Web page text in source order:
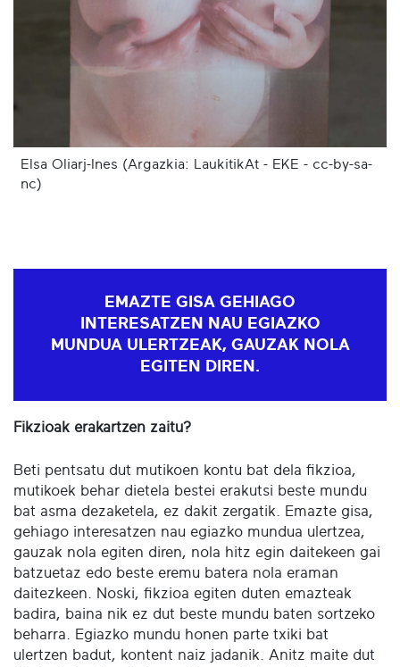
Elsa Oliarj-Ines (Argazkia: LaukitikAt - EKE - cc-by-sa-
nc)
EMAZTE GISA GEHIAGO
INTERESATZEN NAU EGIAZKO
MUNDUA ULERTZEAK, GAUZAK NOLA
EGITEN DIREN.
Fikzioak erakartzen zaitu?
Beti pentsatu dut mutikoen kontu bat dela fikzioa,
mutikoek behar dietela bestei erakutsi beste mundu
bat asma dezaketela, ez dakit zergatik. Emazte gisa,
gehiago interesatzen nau egiazko mundua ulertzea,
gauzak nola egiten diren, nola hitz egin daitekeen gai
batzuetaz edo beste eremu batera nola eraman
daitezkeen. Noski, fikzioa egiten duten emazteak
badira, baina nik ez dut beste mundu baten sortzeko
beharra. Egiazko mundu honen parte txiki bat
ulertzen badut, kontent naiz jadanik. Anitz maite dut